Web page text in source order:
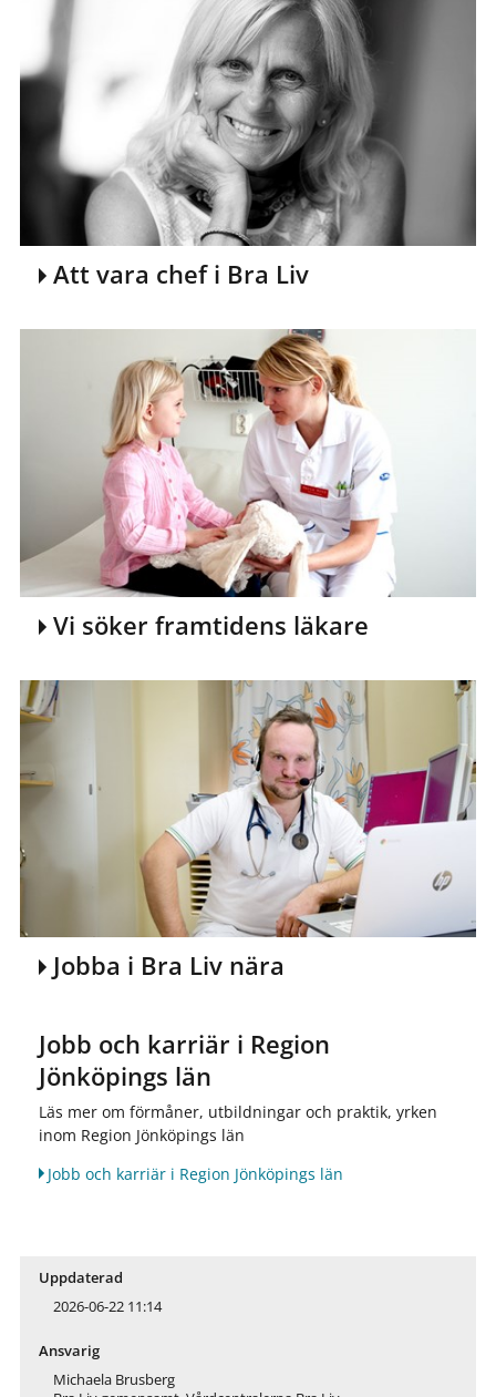
Att vara chef i Bra Liv
Vi söker framtidens läkare
Jobba i Bra Liv nära
Jobb och karriär i Region
Jönköpings län
Läs mer om förmåner, utbildningar och praktik, yrken
inom Region Jönköpings län
Jobb och karriär i Region Jönköpings län
Uppdaterad
2026-06-22 11:14
Ansvarig
Michaela Brusberg